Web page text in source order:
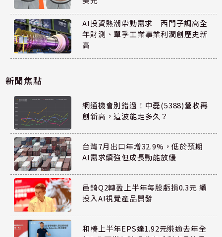
AI投資熱潮帶動需求 西門子調高全
年財測、單季工業事業利潤創歷史新
高
新聞焦點
網通機會別錯過！中磊(5388)營收再
創新高，這波能走多久？
台灣7月出口年增32.9%，低於預期
AI需求續強但成長動能放緩
邑錡Q2轉盈上半年每股虧損0.3元 續
投入AI視覺產品開發
和椿上半年EPS達1.92元賺逾去年全